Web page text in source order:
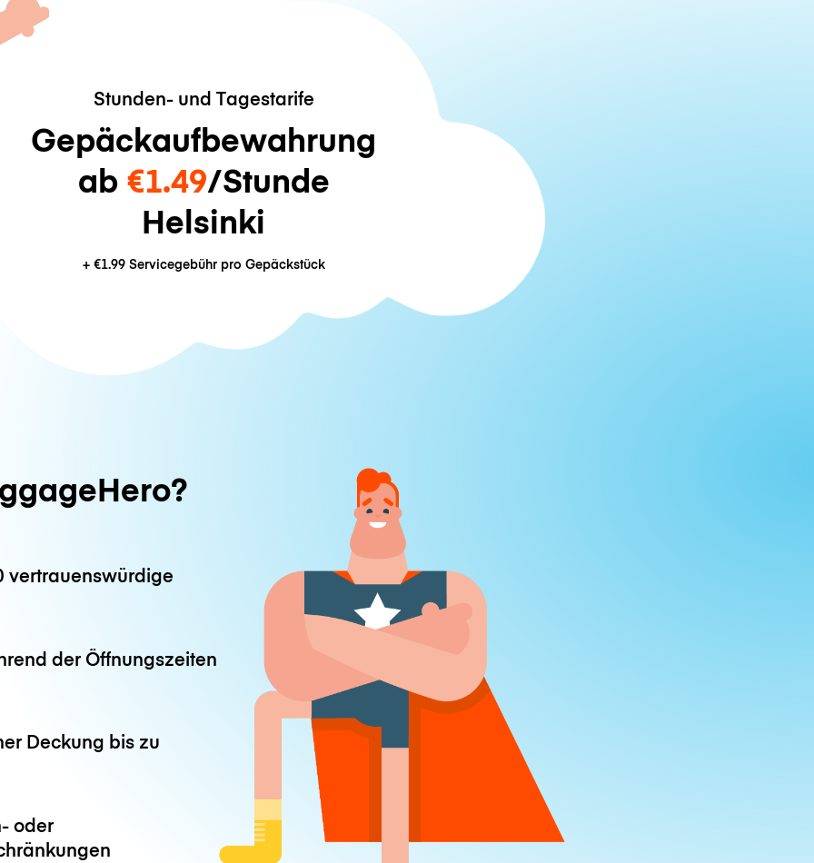
Stunden- und Tagestarife
Gepäckaufbewahrung
ab €1.49/Stunde
Helsinki
+ €1.99Servicegebühr pro Gepäckstück
vertrauenswürdige
der Öffnungszeiten
Deckung bis zu
oder